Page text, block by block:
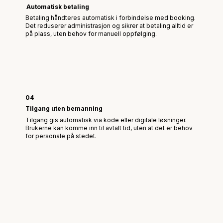
Automatisk betaling
Betaling håndteres automatisk i forbindelse med booking.
Det reduserer administrasjon og sikrer at betaling alltid er
på plass, uten behov for manuell oppfølging.
04
Tilgang uten bemanning
Tilgang gis automatisk via kode eller digitale løsninger.
Brukerne kan komme inn til avtalt tid, uten at det er behov
for personale på stedet.